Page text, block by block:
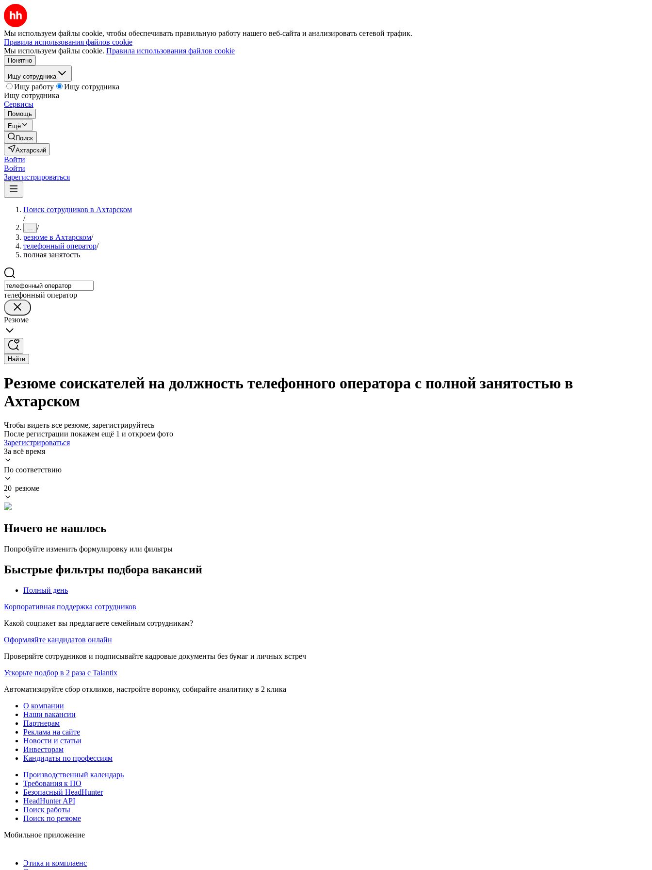
Мы используем файлы cookie, чтобы обеспечивать правильную работу нашего веб-сайта и анализировать сетевой трафик.
Правила использования файлов cookie
Мы используем файлы cookie. Правила использования файлов cookie
Понятно
Ищу сотрудника
Ищу работу
Ищу сотрудника
Ищу сотрудника
Сервисы
Помощь
Ещё
Поиск
Ахтарский
Войти
Войти
Зарегистрироваться
Поиск сотрудников в Ахтарском
/
... /
резюме в Ахтарском/
телефонный оператор/
полная занятость
телефонный оператор
Резюме
Найти
Резюме соискателей на должность телефонного оператора с полной занятостью в
Ахтарском
Чтобы видеть все резюме, зарегистрируйтесь
После регистрации покажем ещё 1 и откроем фото
Зарегистрироваться
За всё время
По соответствию
20 резюме
Ничего не нашлось
Попробуйте изменить формулировку или фильтры
Быстрые фильтры подбора вакансий
Полный день
Корпоративная поддержка сотрудников
Какой соцпакет вы предлагаете семейным сотрудникам?
Оформляйте кандидатов онлайн
Проверяйте сотрудников и подписывайте кадровые документы без бумаг и личных встреч
Ускорьте подбор в 2 раза с Talantix
Автоматизируйте сбор откликов, настройте воронку, собирайте аналитику в 2 клика
О компании
Наши вакансии
Партнерам
Реклама на сайте
Новости и статьи
Инвесторам
Кандидаты по профессиям
Производственный календарь
Требования к ПО
Безопасный HeadHunter
HeadHunter API
Поиск работы
Поиск по резюме
Мобильное приложение
Этика и комплаенс